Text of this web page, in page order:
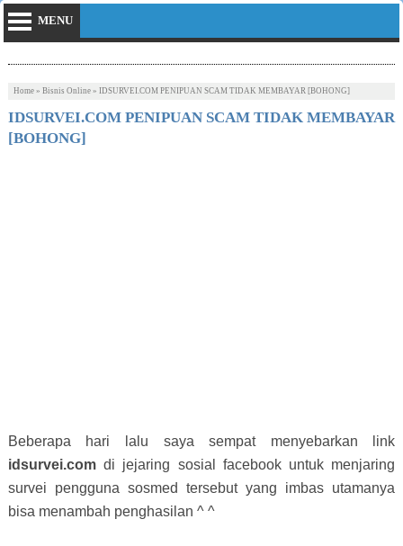
MENU
Home» Bisnis Online» IDSURVEI.COM PENIPUAN SCAM TIDAK MEMBAYAR [BOHONG]
IDSURVEI.COM PENIPUAN SCAM TIDAK MEMBAYAR
[BOHONG]
Beberapa hari lalu saya sempat menyebarkan link
idsurvei.comdi jejaring sosial facebook untuk menjaring
survei pengguna sosmed tersebut yang imbas utamanya
bisa menambah penghasilan ^ ^